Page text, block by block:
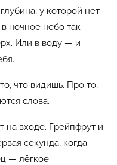
у которой нет
ночное небо так
Или в воду — и
что видишь. Про то,
слова.
на входе. Грейпфрут и
секунда, когда
— лёгкое